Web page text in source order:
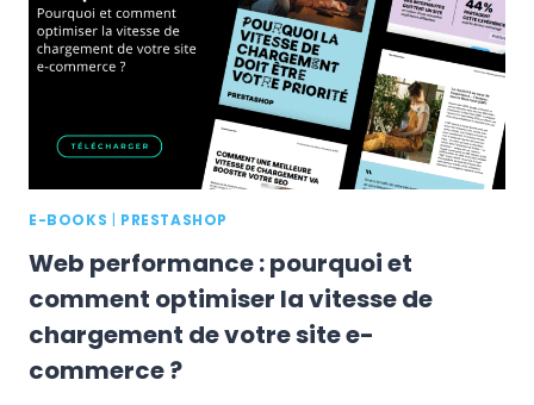
CONQUÉRIR
DE
NOUVEAUX
MARCHÉS
E-BOOKS | PRESTASHOP
Web performance : pourquoi et
comment optimiser la vitesse de
chargement de votre site e-
commerce ?